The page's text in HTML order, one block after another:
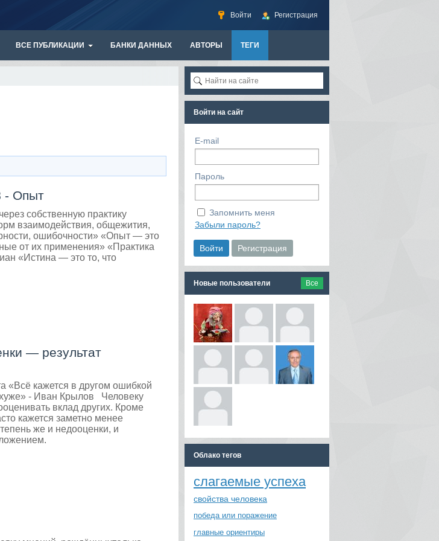
Войти Регистрация
ВСЕ ПУБЛИКАЦИИ БАНКИ ДАННЫХ АВТОРЫ ТЕГИ
Опыт
собственную практику
взаимодействия, общежития,
ошибочности» «Опыт — это
от их применения» «Практика
«Истина — это то, что
— результат
«Всё кажется в другом ошибкой
- Иван Крылов Человеку
вклад других. Кроме
кажется заметно менее
же и недооценки, и
Войти на сайт
E-mail
Пароль
Запомнить меня
Забыли пароль?
Новые пользователи Все
Облако тегов
слагаемые успеха
свойства человека
победа или поражение
главные ориентиры